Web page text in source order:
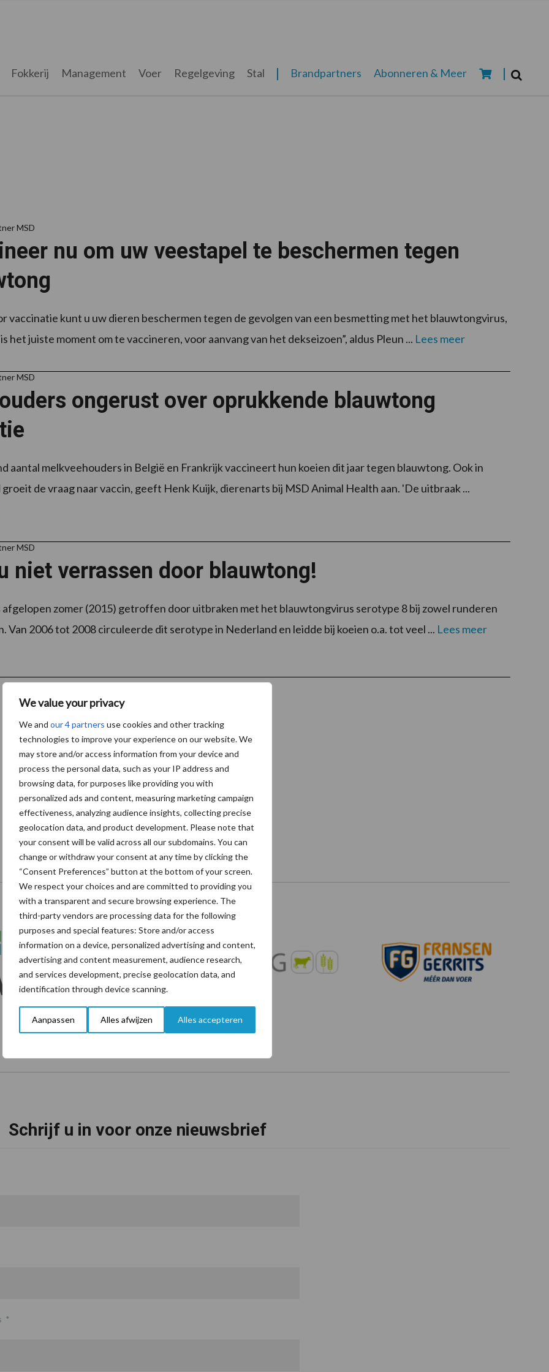
We value your privacy
We and our 4 partners use cookies and other tracking
technologies to improve your experience on our website. We
may store and/or access information from your device and
process the personal data, such as your IP address and
browsing data, for purposes like providing you with
personalized ads and content, measuring marketing campaign
effectiveness, analyzing audience insights, collecting precise
geolocation data, and product development. Please note that
your consent will be valid across all our subdomains. You can
change or withdraw your consent at any time by clicking the
“Consent Preferences” button at the bottom of your screen.
We respect your choices and are committed to providing you
with a transparent and secure browsing experience. The
third-party vendors are processing data for the following
purposes and special features: Store and/or access
information on a device, personalized advertising and content,
advertising and content measurement, audience research,
and services development, precise geolocation data, and
identification through device scanning.
Aanpassen Alles afwijzen Alles accepteren
Fokkerij Management Voer Regelgeving Stal Brandpartners Abonneren & Meer
MSD
nu om uw veestapel te beschermen tegen
vaccinatie kunt u uw dieren beschermen tegen de gevolgen van een besmetting met het blauwtongvirus,
het juiste moment om te vaccineren, voor aanvang van het dekseizoen”, aldus Pleun ... Lees meer
MSD
ongerust over oprukkende blauwtong
aantal melkveehouders in België en Frankrijk vaccineert hun koeien dit jaar tegen blauwtong. Ook in
de vraag naar vaccin, geeft Henk Kuijk, dierenarts bij MSD Animal Health aan. 'De uitbraak ...
MSD
niet verrassen door blauwtong!
afgelopen zomer (2015) getroffen door uitbraken met het blauwtongvirus serotype 8 bij zowel runderen
Van 2006 tot 2008 circuleerde dit serotype in Nederland en leidde bij koeien o.a. tot veel ... Lees meer
Onze brandpartners
Schrijf u in voor onze nieuwsbrief
*